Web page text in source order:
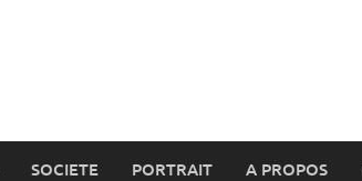
SOCIETE PORTRAIT A PROPOS